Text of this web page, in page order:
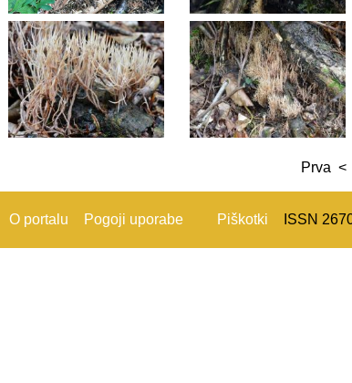
Prva <
O portalu Pogoji uporabe Piškotki ISSN